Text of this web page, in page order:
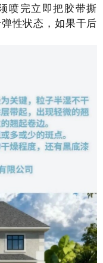
喷完立即把胶带撕
性状态，如果干后